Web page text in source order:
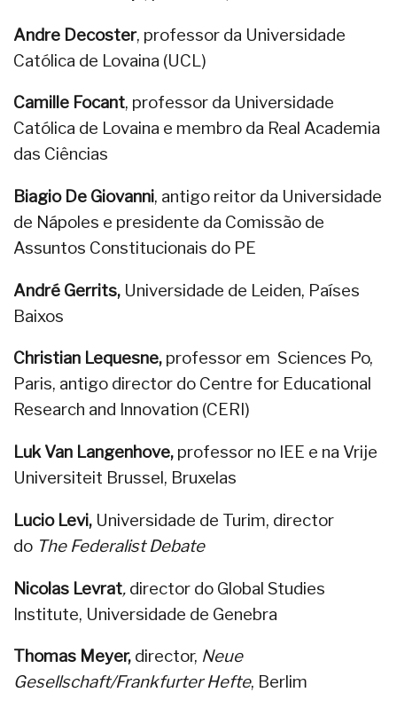
Andre Decoster, professor da Universidade
Católica de Lovaina (UCL)
Camille Focant, professor da Universidade
Católica de Lovaina e membro da Real Academia
das Ciências
Biagio De Giovanni, antigo reitor da Universidade
de Nápoles e presidente da Comissão de
Assuntos Constitucionais do PE
André Gerrits, Universidade de Leiden, Países
Baixos
Christian Lequesne, professor em Sciences Po,
Paris, antigo director do Centre for Educational
Research and Innovation (CERI)
Luk Van Langenhove, professor no IEE e na Vrije
Universiteit Brussel, Bruxelas
Lucio Levi, Universidade de Turim, director
do The Federalist Debate
Nicolas Levrat, director do Global Studies
Institute, Universidade de Genebra
Thomas Meyer, director, Neue
Gesellschaft/Frankfurter Hefte, Berlim